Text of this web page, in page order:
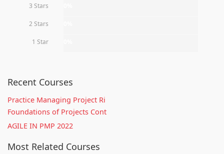
3 Stars
2 Stars
1 Star
Recent Courses
Practice Managing Project Ri
Foundations of Projects Cont
AGILE IN PMP 2022
Most Related Courses